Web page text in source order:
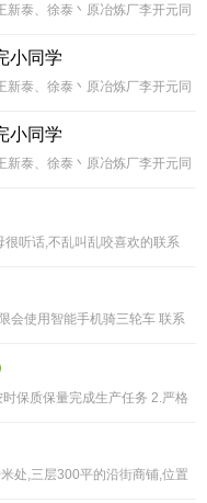
新泰、徐泰丶原冶炼厂李开元同
小同学
新泰、徐泰丶原冶炼厂李开元同
小同学
新泰、徐泰丶原冶炼厂李开元同
听话,不乱叫乱咬喜欢的联系
会使用智能手机骑三轮车 联系
保质保量完成生产任务 2.严格
处,三层300平的沿街商铺,位置